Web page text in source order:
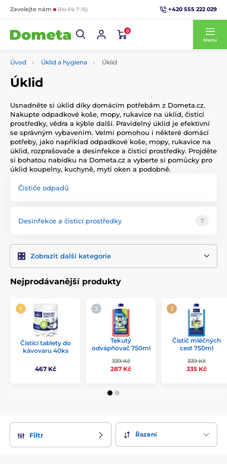
Zavolejte nám (Po-Pá 7-15) +420 555 222 029
0
Menu
Úvod Úklid a hygiena Úklid
Úklid
Usnadněte si úklid díky domácím potřebám z Dometa.cz.
Nakupte odpadkové koše, mopy, rukavice na úklid, čisticí
prostředky, vědra a kýble další. Pravidelný úklid je efektivní
se správným vybavením. Velmi pomohou i některé domácí
potřeby, jako například odpadkové koše, mopy, rukavice na
úklid, rozprašovače a desinfekce a čisticí prostředky. Projděte
si bohatou nabídku na Dometa.cz a vyberte si pomůcky pro
úklid koupelny, kuchyně, mytí oken a podobně.
Čističe odpadů
Desinfekce a čisticí prostředky 7
Zobrazit další kategorie
Nejprodávanější produkty
Čistící tablety do
kávovaru 40ks
467 Kč
Tekutý
odvápňovač 750ml
339 Kč
287 Kč
Čistič mléčných
cest 750ml
339 Kč
335 Kč
Filtr Řazení